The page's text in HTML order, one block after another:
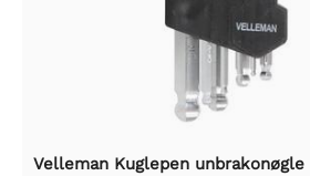
Velleman Kuglepen